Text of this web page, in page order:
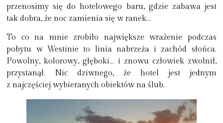
przenosimy się do hotelowego baru, gdzie zabawa jest
tak dobra, że noc zamienia się w ranek…
To co na mnie zrobiło największe wrażenie podczas
pobytu w Westinie to linia nabrzeża i zachód słońca.
Powolny, kolorowy, głęboki… i znowu człowiek zwolnił,
przystanął. Nic dziwnego, że hotel jest jednym
z najczęściej wybieranych obiektów na ślub.